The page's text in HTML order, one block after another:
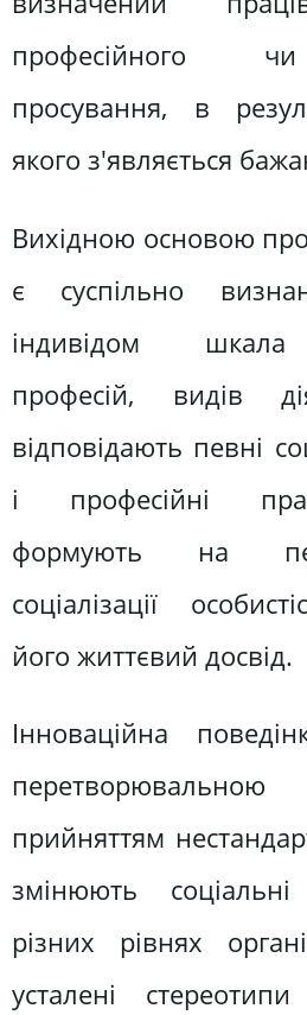
професійного
просування, в
якого з'являється
Вихідною основою
є суспільно
індивідом шкала
професій, видів
відповідають певні
і професійні
формують на
соціалізації
його життєвий досвід.
Інноваційна
прийняттям
змінюють
різних рівнях
усталені